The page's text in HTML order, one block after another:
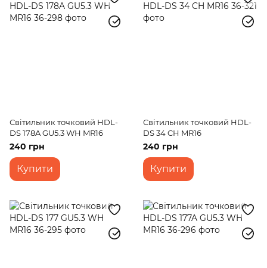
Світильник точковий HDL-
DS 178A GU5.3 WH MR16
240 грн
Купити
Світильник точковий HDL-
DS 34 CH MR16
240 грн
Купити